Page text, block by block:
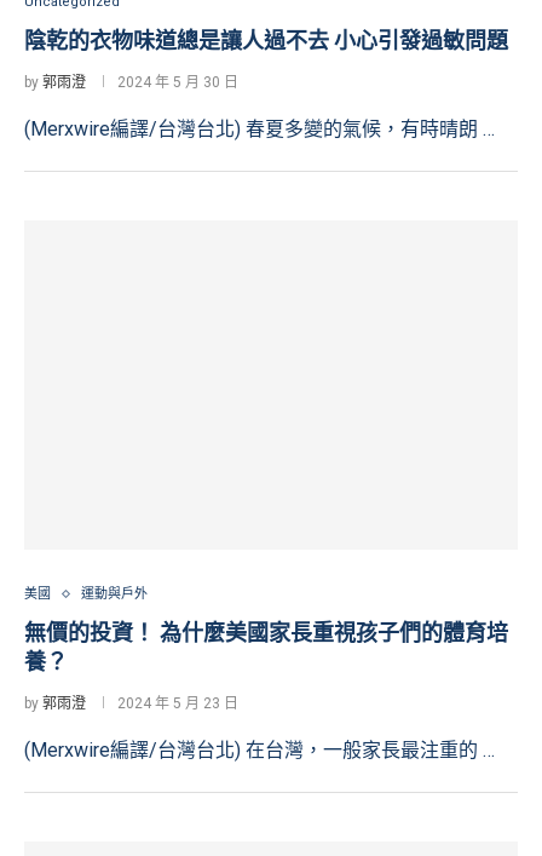
陰乾的衣物味道總是讓人過不去 小心引發過敏問題
by 郭雨澄 2024 年 5 月 30 日
(Merxwire編譯/台灣台北) 春夏多變的氣候，有時晴朗 …
美國 運動與戶外
無價的投資！ 為什麼美國家長重視孩子們的體育培
養？
by 郭雨澄 2024 年 5 月 23 日
(Merxwire編譯/台灣台北) 在台灣，一般家長最注重的 …